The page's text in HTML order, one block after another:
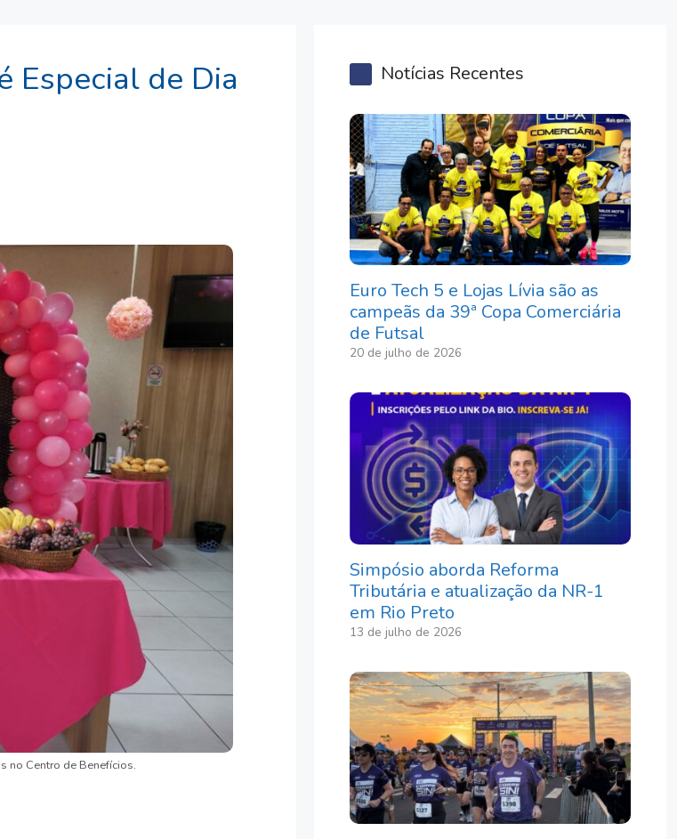
Especial de Dia
no Centro de Benefícios.
Notícias Recentes
Euro Tech 5 e Lojas Lívia são as
campeãs da 39ª Copa Comerciária
de Futsal
20 de julho de 2026
Simpósio aborda Reforma
Tributária e atualização da NR-1
em Rio Preto
13 de julho de 2026